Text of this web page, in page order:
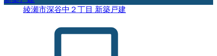
綾瀬市深谷中２丁目 新築戸建